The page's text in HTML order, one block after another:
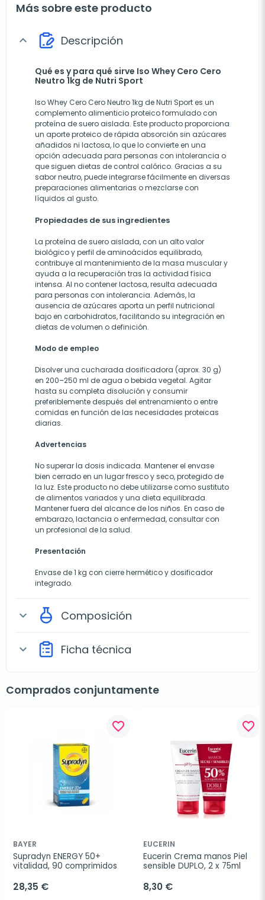
Más sobre este producto
expand_more Descripción
Qué es y para qué sirve Iso Whey Cero Cero
Neutro 1kg de Nutri Sport
Iso Whey Cero Cero Neutro 1kg de Nutri Sport es un
complemento alimenticio proteico formulado con
proteína de suero aislada. Este producto proporciona
un aporte proteico de rápida absorción sin azúcares
añadidos ni lactosa, lo que lo convierte en una
opción adecuada para personas con intolerancia o
que siguen dietas de control calórico. Gracias a su
sabor neutro, puede integrarse fácilmente en diversas
preparaciones alimentarias o mezclarse con
líquidos al gusto.
Propiedades de sus ingredientes
La proteína de suero aislada, con un alto valor
biológico y perfil de aminoácidos equilibrado,
contribuye al mantenimiento de la masa muscular y
ayuda a la recuperación tras la actividad física
intensa. Al no contener lactosa, resulta adecuada
para personas con intolerancia. Además, la
ausencia de azúcares aporta un perfil nutricional
bajo en carbohidratos, facilitando su integración en
dietas de volumen o definición.
Modo de empleo
Disolver una cucharada dosificadora (aprox. 30 g)
en 200–250 ml de agua o bebida vegetal. Agitar
hasta su completa disolución y consumir
preferiblemente después del entrenamiento o entre
comidas en función de las necesidades proteicas
diarias.
Advertencias
No superar la dosis indicada. Mantener el envase
bien cerrado en un lugar fresco y seco, protegido de
la luz. Este producto no debe utilizarse como sustituto
de alimentos variados y una dieta equilibrada.
Mantener fuera del alcance de los niños. En caso de
embarazo, lactancia o enfermedad, consultar con
un profesional de la salud.
Presentación
Envase de 1 kg con cierre hermético y dosificador
integrado.
expand_more Composición
expand_more Ficha técnica
Comprados conjuntamente
favorite_border
BAYER
Supradyn ENERGY 50+
vitalidad, 90 comprimidos
28,35 €
favorite_border
EUCERIN
Eucerin Crema manos Piel
sensible DUPLO, 2 x 75ml
8,30 €